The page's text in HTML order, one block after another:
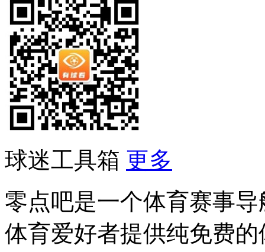
球迷工具箱 更多
零点吧是一个体育赛事
体育爱好者提供纯免费